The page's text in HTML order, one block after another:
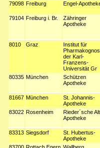
79098 Freiburg Engel-
79104 Freiburg i. Br.
Zähringer
Apotheke
8010
Graz
Institut für
der Karl-
Franzens-
Universität Gr
80335 München
Schützen
Apotheke
81667 München
St. Johannis-
Apotheke
83022 Rosenheim
Rieder´sche
Apotheke
83313 Siegsdorf
St. Hubertus-
Apotheke